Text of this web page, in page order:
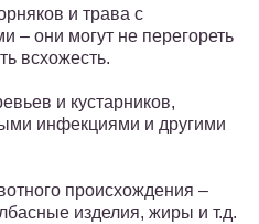
и трава с
– они могут не перегореть
всхожесть.
и кустарников,
инфекциями и другими
происхождения –
изделия, жиры и т.д.